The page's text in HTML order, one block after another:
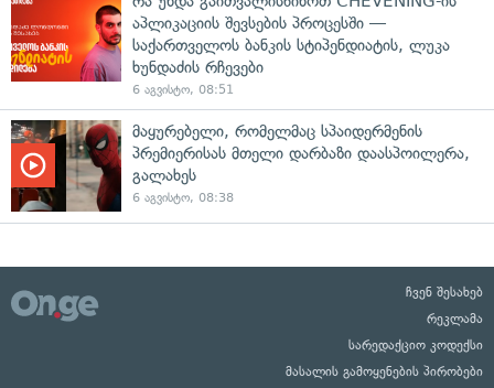
აპლიკაციის შევსების პროცესში —
საქართველოს ბანკის სტიპენდიატის, ლუკა
ხუნდაძის რჩევები
6 აგვისტო, 08:51
მაყურებელი, რომელმაც სპაიდერმენის
პრემიერისას მთელი დარბაზი დაასპოილერა,
გალახეს
6 აგვისტო, 08:38
ჩვენ შესახებ
რეკლამა
სარედაქციო კოდექსი
მასალის გამოყენების პირობები